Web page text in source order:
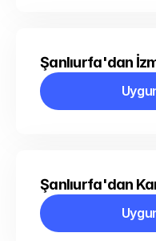
Şanlıurfa'dan
Şanlıurfa'dan